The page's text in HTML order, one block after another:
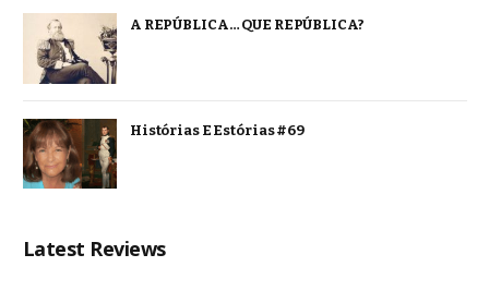
A REPÚBLICA… QUE REPÚBLICA?
Histórias E Estórias #69
Latest Reviews